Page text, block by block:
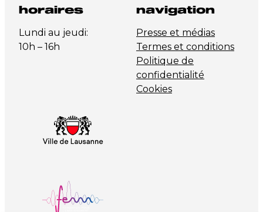
horaires
Lundi au jeudi:
10h – 16h
navigation
Presse et médias
Termes et conditions
Politique de
confidentialité
Cookies